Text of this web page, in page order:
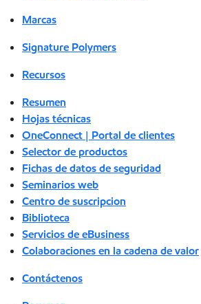
Marcas
Signature Polymers
Recursos
Resumen
Hojas técnicas
OneConnect | Portal de clientes
Selector de productos
Fichas de datos de seguridad
Seminarios web
Centro de suscripcion
Biblioteca
Servicios de eBusiness
Colaboraciones en la cadena de valor
Contáctenos